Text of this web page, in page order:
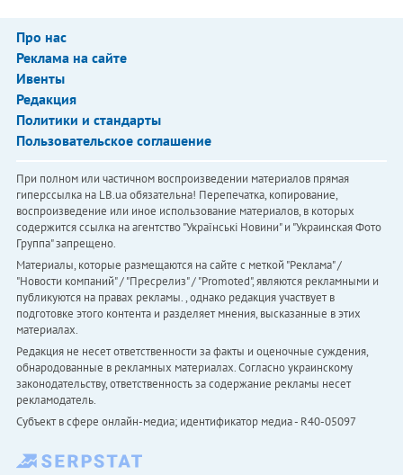
Про нас
Реклама на сайте
Ивенты
Редакция
Политики и стандарты
Пользовательское соглашение
При полном или частичном воспроизведении материалов прямая
гиперссылка на LB.ua обязательна! Перепечатка, копирование,
воспроизведение или иное использование материалов, в которых
содержится ссылка на агентство "Українськi Новини" и "Украинская Фото
Группа" запрещено.
Материалы, которые размещаются на сайте с меткой "Реклама" /
"Новости компаний" / "Пресрелиз" / "Promoted", являются рекламными и
публикуются на правах рекламы. , однако редакция участвует в
подготовке этого контента и разделяет мнения, высказанные в этих
материалах.
Редакция не несет ответственности за факты и оценочные суждения,
обнародованные в рекламных материалах. Согласно украинскому
законодательству, ответственность за содержание рекламы несет
рекламодатель.
Субъект в сфере онлайн-медиа; идентификатор медиа - R40-05097